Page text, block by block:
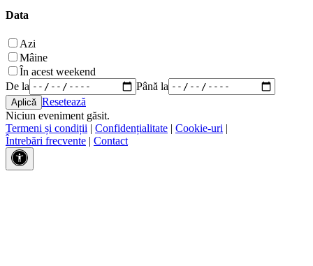
Data
Azi
Mâine
În acest weekend
De la
Până la
Resetează
Niciun eveniment găsit.
Termeni și condiții | Confidențialitate | Cookie-uri |
Întrebări frecvente | Contact